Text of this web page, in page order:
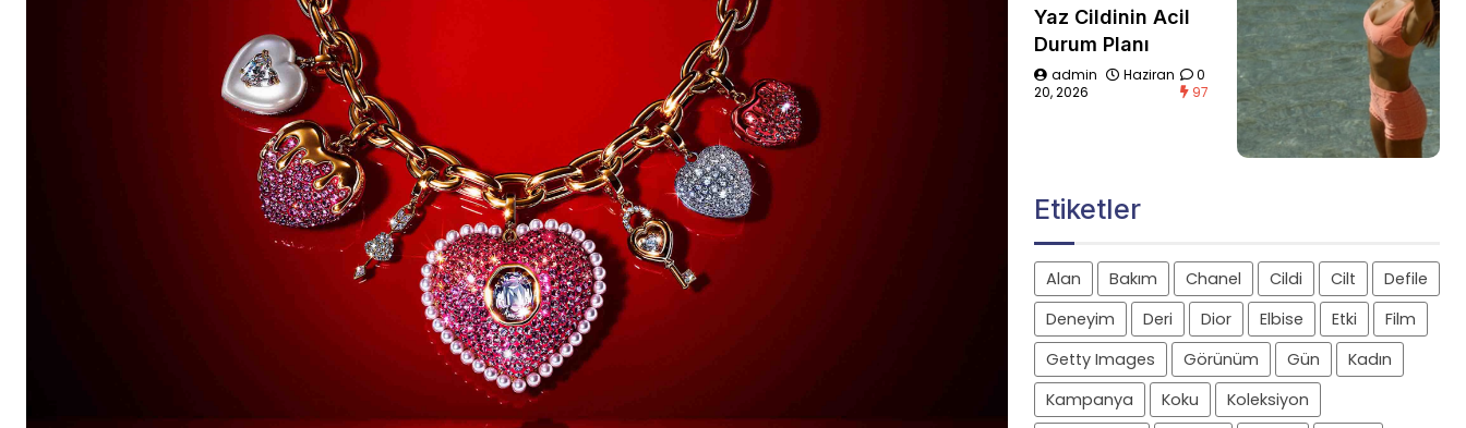
Yaz Cildinin Acil
Durum Planı
admin
Haziran
20, 2026
0
97
Etiketler
Alan Bakım Chanel Cildi Cilt
Defile
Deneyim
Deri Dior Elbise Etki
Film
Getty Images
Görünüm Gün
Kadın
Kampanya
Koku
Koleksiyon